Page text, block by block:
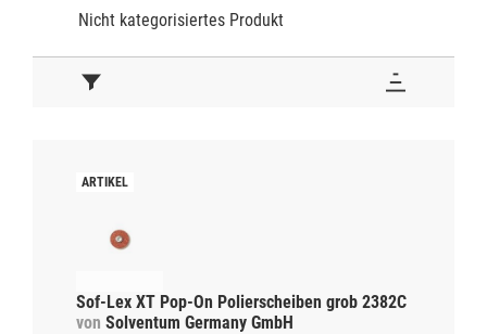
Nicht kategorisiertes Produkt
Sof-Lex XT Pop-On Polierscheiben grob 2382C
von Solventum Germany GmbH